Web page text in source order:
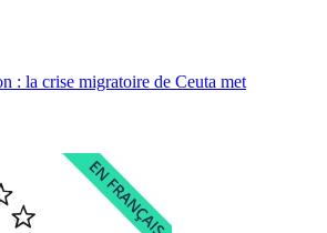
: la crise migratoire de Ceuta met